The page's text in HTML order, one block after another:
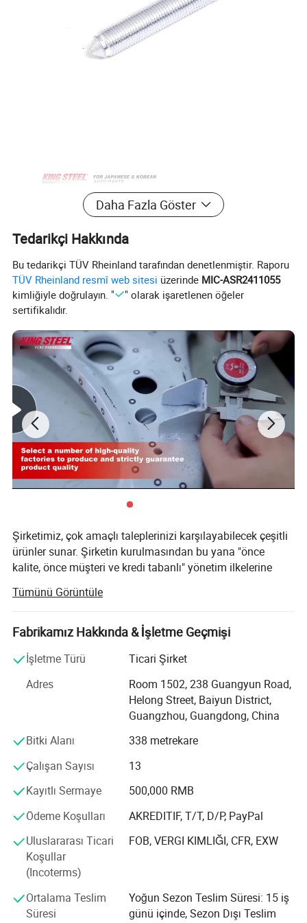
Daha Fazla Göster
Tedarikçi Hakkında
Bu tedarikçi TÜV Rheinland tarafından denetlenmiştir. Raporu
TÜV Rheinland resmî web sitesi üzerinde MIC-ASR2411055
kimliğiyle doğrulayın. "
" olarak işaretlenen öğeler
sertifikalıdır.
Şirketimiz, çok amaçlı taleplerinizi karşılayabilecek çeşitli
ürünler sunar. Şirketin kurulmasından bu yana "önce
kalite, önce müşteri ve kredi tabanlı" yönetim ilkelerine
karşılamak için her zaman elimizden geleni yaparız.
Ekonomik küreselleşme trendi karşı konulamaz bir güçle
geliştiğinden, kazançlı bir durum elde etmek için şirketimiz
yapmaya samimi bir şekilde istekli.
Guangzhou jinyu otomobil parçaları 20 yıl
2.Profesyonel ihracat şirketi
3.Küçük siparişi kabul et
4.birçok ürün kategorisi
5.Japon parçaları en iyi seçim
Guangzhou Jinyu AutoParts, Çin'in Guangzhou
bölgesinde, Japon ve Güney Kore otomobilleri için her
türlü otomobil parçasını üretme ve ihraç etme konusunda
uzmanlaşmış, lider bir üretici ve ihracatçıdır.
Tümünü Görüntüle
Fabrikamız Hakkında & İşletme Geçmişi
İşletme Türü
Ticari Şirket
Adres
Room 1502, 238 Guangyun Road,
Helong Street, Baiyun District,
Guangzhou, Guangdong, China
Bitki Alanı
338 metrekare
Çalışan Sayısı
13
Kayıtlı Sermaye
500,000 RMB
Ödeme Koşulları
AKREDITIF, T/T, D/P, PayPal
Uluslararası Ticari
Koşullar
(Incoterms)
FOB, VERGI KIMLIĞI, CFR, EXW
Ortalama Teslim
Süresi
Yoğun Sezon Teslim Süresi: 15 iş
günü içinde, Sezon Dışı Teslim